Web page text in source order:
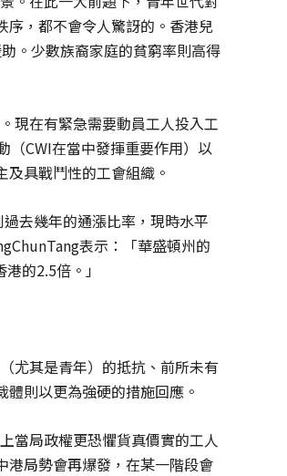
，都不會令人驚訝的。香港兒
。少數族裔家庭的貧窮率則高得
現在有緊急需要動員工人投入工
（CWI在當中發揮重要作用）以
具戰鬥性的工會組織。
去幾年的通漲比率，現時水平
表示：「華盛頓州的
的2.5倍。」
尤其是青年）的抵抗、前所未有
則以更為強硬的措施回應。
當局政權更恐懼貨真價實的工人
港局勢會再爆發，在某一階段會